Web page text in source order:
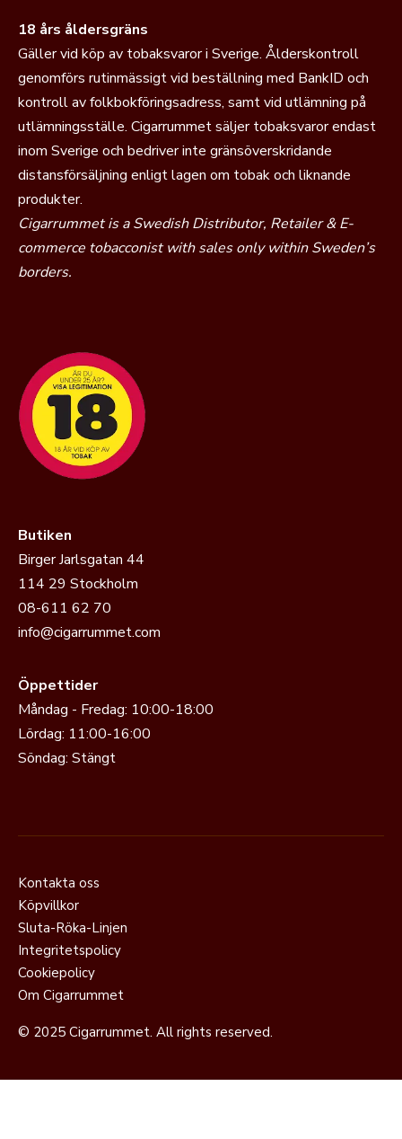
18 års åldersgräns
Gäller vid köp av tobaksvaror i Sverige. Ålderskontroll
genomförs rutinmässigt vid beställning med BankID och
kontroll av folkbokföringsadress, samt vid utlämning på
utlämningsställe. Cigarrummet säljer tobaksvaror endast
inom Sverige och bedriver inte gränsöverskridande
distansförsäljning enligt lagen om tobak och liknande
produkter.
Cigarrummet is a Swedish Distributor, Retailer & E-
commerce tobacconist with sales only within Sweden’s
borders.
Butiken
Birger Jarlsgatan 44
114 29 Stockholm
08-611 62 70
info@cigarrummet.com
Öppettider
Måndag - Fredag: 10:00-18:00
Lördag: 11:00-16:00
Söndag: Stängt
Kontakta oss
Köpvillkor
Sluta-Röka-Linjen
Integritetspolicy
Cookiepolicy
Om Cigarrummet
© 2025 Cigarrummet. All rights reserved.